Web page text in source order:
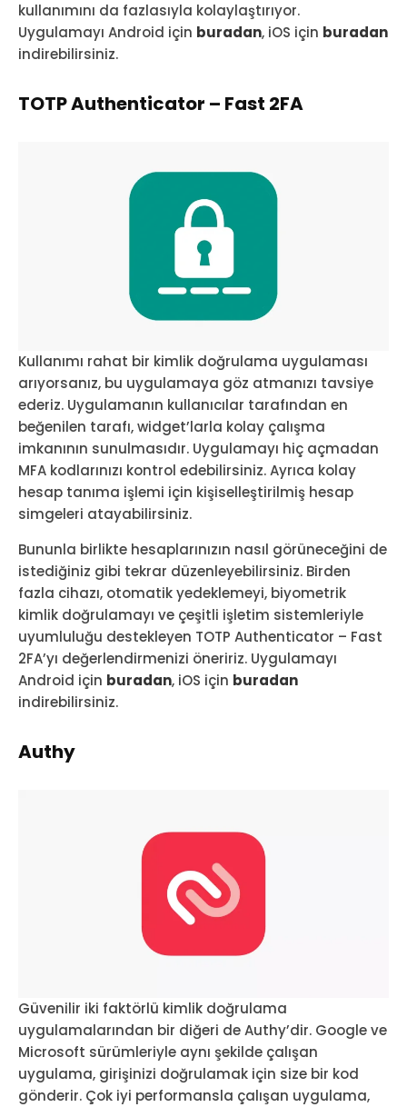
kullanımını da fazlasıyla kolaylaştırıyor.
Uygulamayı Android için buradan, iOS için buradan
indirebilirsiniz.
TOTP Authenticator – Fast 2FA
Kullanımı rahat bir kimlik doğrulama uygulaması
arıyorsanız, bu uygulamaya göz atmanızı tavsiye
ederiz. Uygulamanın kullanıcılar tarafından en
beğenilen tarafı, widget’larla kolay çalışma
imkanının sunulmasıdır. Uygulamayı hiç açmadan
MFA kodlarınızı kontrol edebilirsiniz. Ayrıca kolay
hesap tanıma işlemi için kişiselleştirilmiş hesap
simgeleri atayabilirsiniz.
Bununla birlikte hesaplarınızın nasıl görüneceğini de
istediğiniz gibi tekrar düzenleyebilirsiniz. Birden
fazla cihazı, otomatik yedeklemeyi, biyometrik
kimlik doğrulamayı ve çeşitli işletim sistemleriyle
uyumluluğu destekleyen TOTP Authenticator – Fast
2FA’yı değerlendirmenizi öneririz. Uygulamayı
Android için buradan, iOS için buradan
indirebilirsiniz.
Authy
Güvenilir iki faktörlü kimlik doğrulama
uygulamalarından bir diğeri de Authy’dir. Google ve
Microsoft sürümleriyle aynı şekilde çalışan
uygulama, girişinizi doğrulamak için size bir kod
gönderir. Çok iyi performansla çalışan uygulama,